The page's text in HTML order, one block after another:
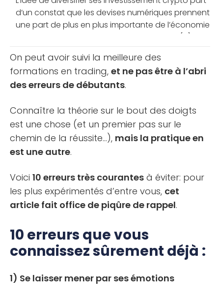
d’un constat que les devises numériques prennent
une part de plus en plus importante de l’économie
mondiale. Ainsi, comme pour les monnaies [...]
On peut avoir suivi la meilleure des
formations en trading, et ne pas être à l’abri
des erreurs de débutants.
Connaître la théorie sur le bout des doigts
est une chose (et un premier pas sur le
chemin de la réussite…), mais la pratique en
est une autre.
Voici 10 erreurs très courantes à éviter: pour
les plus expérimentés d’entre vous, cet
article fait office de piqûre de rappel.
10 erreurs que vous
connaissez sûrement déjà :
1) Se laisser mener par ses émotions